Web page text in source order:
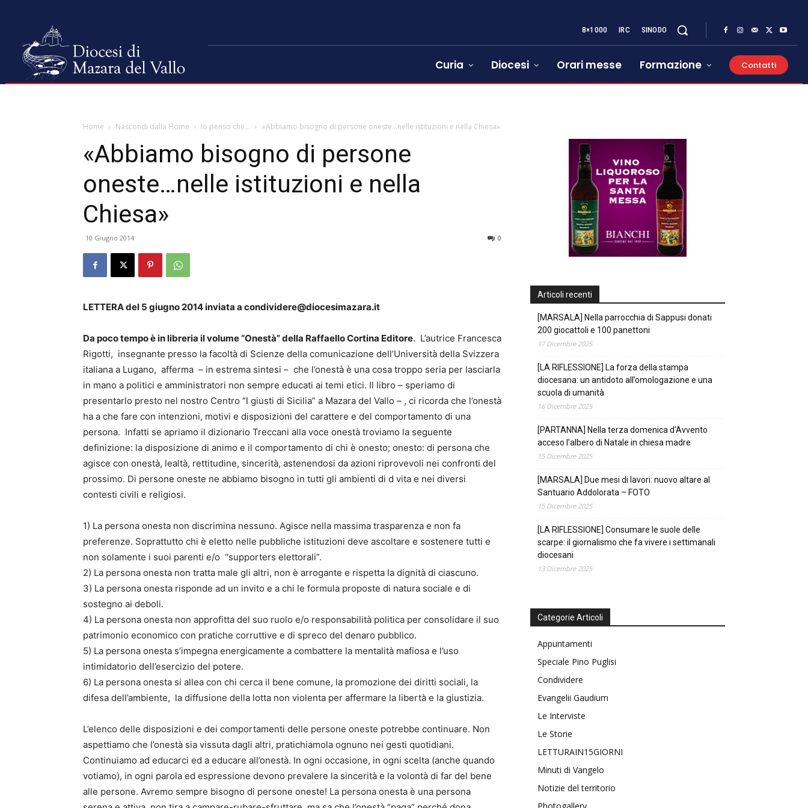
8×1000 IRC SINODO
Curia Diocesi Orari messe Formazione Contatti
Home Nascondi dalla Home Io penso che... «Abbiamo bisogno di persone oneste…nelle istituzioni e nella Chiesa»
«Abbiamo bisogno di persone
oneste…nelle istituzioni e nella
Chiesa»
10 Giugno 2014 0
LETTERA del 5 giugno 2014 inviata a condividere@diocesimazara.it
Da poco tempo è in libreria il volume “Onestà” della Raffaello Cortina Editore. L’autrice Francesca
Rigotti, insegnante presso la facoltà di Scienze della comunicazione dell’Università della Svizzera
italiana a Lugano, afferma – in estrema sintesi – che l’onestà è una cosa troppo seria per lasciarla
in mano a politici e amministratori non sempre educati ai temi etici. Il libro – speriamo di
presentarlo presto nel nostro Centro “I giusti di Sicilia” a Mazara del Vallo – , ci ricorda che l’onestà
ha a che fare con intenzioni, motivi e disposizioni del carattere e del comportamento di una
persona. Infatti se apriamo il dizionario Treccani alla voce onestà troviamo la seguente
definizione: la disposizione di animo e il comportamento di chi è onesto; onesto: di persona che
agisce con onestà, lealtà, rettitudine, sincerità, astenendosi da azioni riprovevoli nei confronti del
prossimo. Di persone oneste ne abbiamo bisogno in tutti gli ambienti di d vita e nei diversi
contesti civili e religiosi.
1) La persona onesta non discrimina nessuno. Agisce nella massima trasparenza e non fa
preferenze. Soprattutto chi è eletto nelle pubbliche istituzioni deve ascoltare e sostenere tutti e
non solamente i suoi parenti e/o “supporters elettorali”.
2) La persona onesta non tratta male gli altri, non è arrogante e rispetta la dignità di ciascuno.
3) La persona onesta risponde ad un invito e a chi le formula proposte di natura sociale e di
sostegno ai deboli.
4) La persona onesta non approfitta del suo ruolo e/o responsabilità politica per consolidare il suo
patrimonio economico con pratiche corruttive e di spreco del denaro pubblico.
5) La persona onesta s’impegna energicamente a combattere la mentalità mafiosa e l’uso
intimidatorio dell’esercizio del potere.
6) La persona onesta si allea con chi cerca il bene comune, la promozione dei diritti sociali, la
difesa dell’ambiente, la diffusione della lotta non violenta per affermare la libertà e la giustizia.
L’elenco delle disposizioni e dei comportamenti delle persone oneste potrebbe continuare. Non
aspettiamo che l’onestà sia vissuta dagli altri, pratichiamola ognuno nei gesti quotidiani.
Continuiamo ad educarci ed a educare all’onestà. In ogni occasione, in ogni scelta (anche quando
votiamo), in ogni parola ed espressione devono prevalere la sincerità e la volontà di far del bene
alle persone. Avremo sempre bisogno di persone oneste! La persona onesta è una persona
Articoli recenti
[MARSALA] Nella parrocchia di Sappusi donati
200 giocattoli e 100 panettoni
17 Dicembre 2025
[LA RIFLESSIONE] La forza della stampa
diocesana: un antidoto all’omologazione e una
scuola di umanità
16 Dicembre 2025
[PARTANNA] Nella terza domenica d’Avvento
acceso l’albero di Natale in chiesa madre
15 Dicembre 2025
[MARSALA] Due mesi di lavori: nuovo altare al
Santuario Addolorata – FOTO
15 Dicembre 2025
[LA RIFLESSIONE] Consumare le suole delle
scarpe: il giornalismo che fa vivere i settimanali
diocesani
13 Dicembre 2025
Categorie Articoli
Appuntamenti
Speciale Pino Puglisi
Condividere
Evangelii Gaudium
Le Interviste
Le Storie
LETTURAIN15GIORNI
Minuti di Vangelo
Notizie del territorio